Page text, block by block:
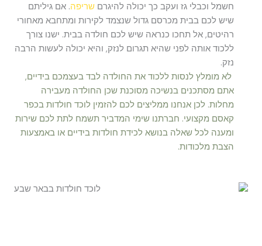
חשמל וכבלי גז ועקב כך יכולה להיגרם שריפה. אם גיליתם
שיש לכם בבית מכרסם גדול שנצמד לקירות ומתחבא מאחורי
רהיטים, אל תחכו כנראה שיש לכם חולדה בבית. ישנו צורך
ללכוד אותה לפני שהיא תגרום לנזק, והיא יכולה לעשות הרבה
נזק.
לא מומלץ לנסות ללכוד את החולדה לבד בעצמכם בידיים,
אתם מסתכנים בנשיכה מסוכנת שכן החולדה מעבירה
מחלות. לכן אנחנו ממליצים לכם להזמין לוכד חולדות בכפר
קאסם מקצועי. חברתנו שימי המדביר תשמח לתת לכם שירות
ומענה לכל שאלה בנושא לכידת חולדות בידיים או באמצעות
הצבת מלכודות.